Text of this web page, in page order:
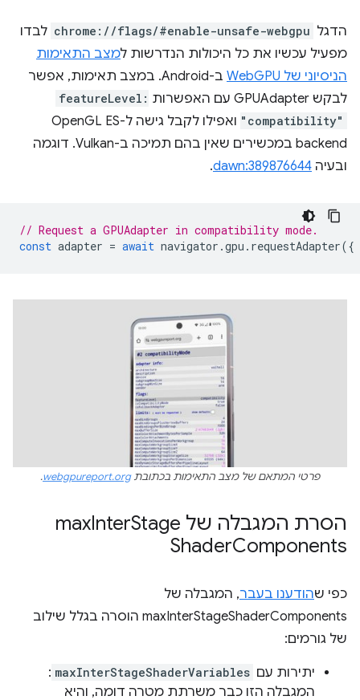
הדגל chrome://flags/#enable-unsafe-webgpu לבדו
מפעיל עכשיו את כל היכולות הנדרשות למצב התאימות
הניסיוני של WebGPU
ב-Android. במצב תאימות, אפשר
לבקש GPUAdapter עם האפשרות
featureLevel:
"compatibility"
ואפילו לקבל גישה ל-OpenGL ES
backend במכשירים שאין בהם תמיכה ב-Vulkan. דוגמה
ובעיה dawn:389876644
.
// Request a GPUAdapter in compatibility mode.
const adapter = await navigator .gpu . requestAdapter({
פרטי המתאם של מצב התאימות בכתובתwebgpureport.org
.
הסרת המגבלה של max InterStage
ShaderComponents
כפי שהודענו בעבר, המגבלה של
maxInterStageShaderComponents הוסרה בגלל שילוב
של גורמים:
יתירות עם maxInterStageShaderVariables
:
המגבלה הזו כבר משרתת מטרה דומה, והיא